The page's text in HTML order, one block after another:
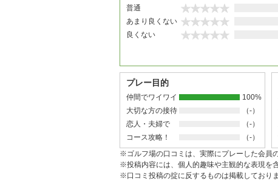
普通
あまり良くない
良くない
プレー目的
仲間でワイワイ
100%
大切な方の接待
（-）
恋人・夫婦で
（-）
コース攻略！
（-）
※ゴルフ場の口コミは、実際にプレーした会員
※投稿内容には、個人的趣味や主観的な表現を
※口コミ投稿の掟に反するものは掲載しており